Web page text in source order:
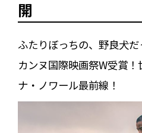
開
ふたりぼっちの、野良犬だ
カンヌ国際映画祭W受賞
ナ・ノワール最前線！